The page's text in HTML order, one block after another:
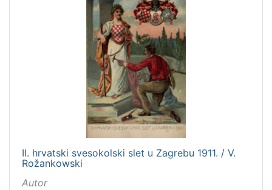
II. hrvatski svesokolski slet u Zagrebu 1911. / V.
Rožankowski
Autor